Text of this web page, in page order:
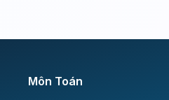
Môn Toán